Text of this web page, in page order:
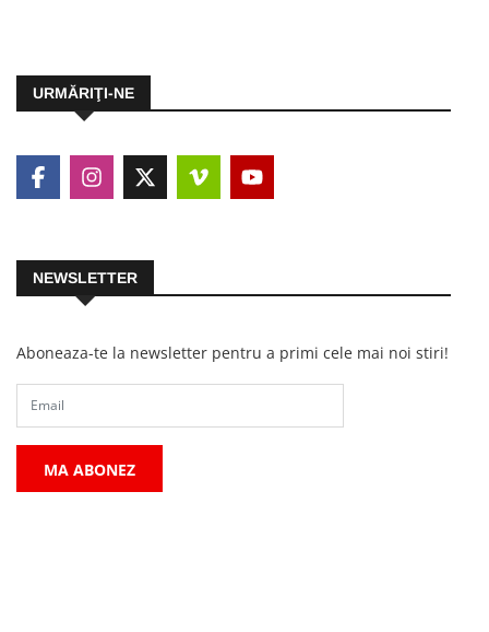
URMĂRIŢI-NE
NEWSLETTER
Aboneaza-te la newsletter pentru a primi cele mai noi stiri!
MA ABONEZ